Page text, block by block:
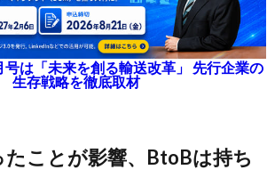
号は「未来を創る輸送改革」 先行企業の
生存戦略を徹底取材